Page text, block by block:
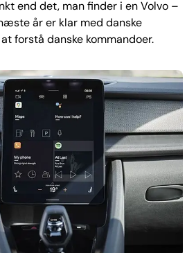
end det, man finder i en Volvo –
år er klar med danske
forstå danske kommandoer.